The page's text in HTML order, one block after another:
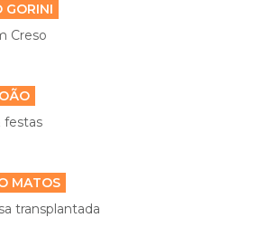
GORINI
Creso
festas
MATOS
transplantada